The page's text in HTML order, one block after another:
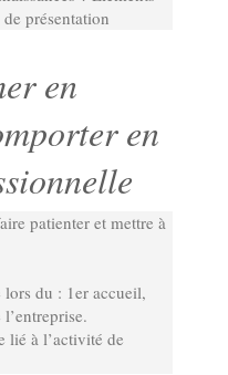
présentation
en
en
patienter et mettre à
lors du : 1er accueil,
lié à l’activité de